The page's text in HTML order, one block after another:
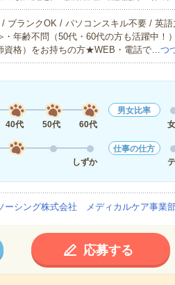
ブランクOK / パソコンスキル不要 / 英語
年齢不問（50代・60代の方も活躍中！
資格）をお持ちの方★WEB・電話で…つ
40代 50代 60代
男女比率
しずか
仕事の仕方
ーシング株式会社 メディカルケア事業
応募する